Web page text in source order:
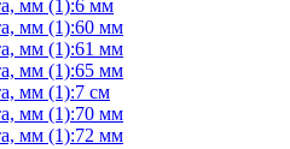
мм (1):6 мм
мм (1):60 мм
мм (1):61 мм
мм (1):65 мм
мм (1):7 см
мм (1):70 мм
мм (1):72 мм